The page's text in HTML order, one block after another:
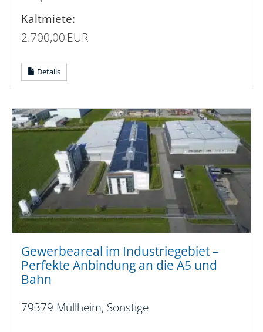
Kaltmiete:
2.700,00 EUR
Details
Gewerbeareal im Industriegebiet –
Perfekte Anbindung an die A5 und
Bahn
79379 Müllheim, Sonstige